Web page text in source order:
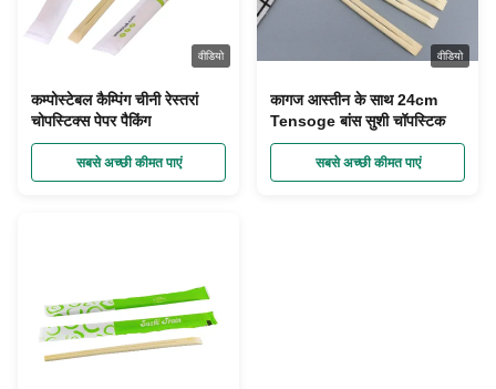
वीडियो
कम्पोस्टेबल कैम्पिंग चीनी रेस्तरां
चोपस्टिक्स पेपर पैकिंग
सबसे अच्छी कीमत पाएं
वीडियो
कागज आस्तीन के साथ 24cm
Tensoge बांस सुशी चॉपस्टिक
सबसे अच्छी कीमत पाएं